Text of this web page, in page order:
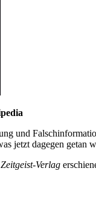
und
jetzt da­gegen getan
Zeit­geist-Verlag